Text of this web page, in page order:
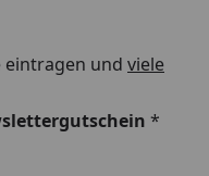
eintragen und viele
*